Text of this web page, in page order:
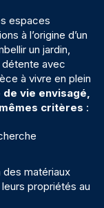
espaces
à l’origine d’un
un jardin,
avec
à vivre en plein
de vie envisagé,
critères :
des matériaux
propriétés au